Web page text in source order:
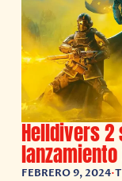
Helldivers
FEBRERO 9, 2024•